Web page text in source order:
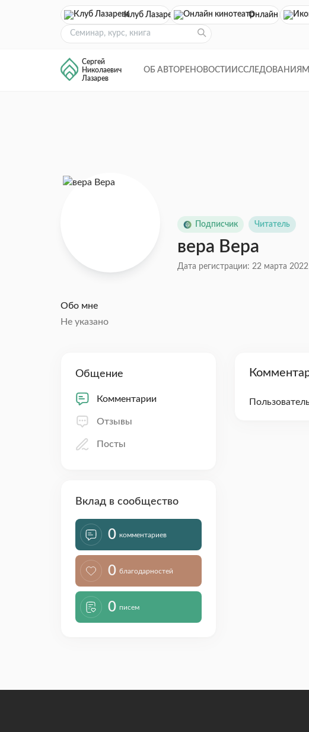
Клуб Лазарева Онлайн
Сергей
Николаевич
Лазарев
ОБ АВТОРЕ НОВОСТИ ИССЛЕДОВАНИЯ
Подписчик Читатель
вера Вера
Дата регистрации: 22 марта 2022
Обо мне
Не указано
Вклад в сообщество
0 комментариев
0 благодарностей
0 писем
Общение
Комментарии
Отзывы
Посты